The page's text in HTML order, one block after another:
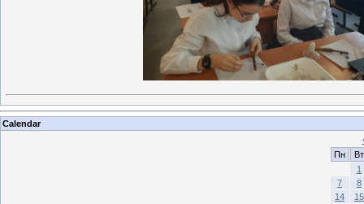
Calendar
Пн
Вт
1
7
8
14
15